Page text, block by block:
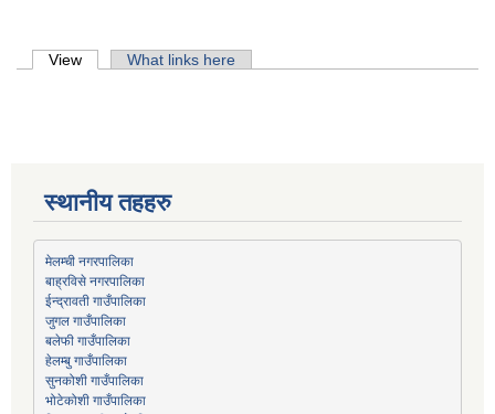
Primary tabs
View (active tab)What links here
स्थानीय तहहरु
मेलम्ची नगरपालिका
बाह्रविसे नगरपालिका
ईन्द्रावती गाउँपालिका
जुगल गाउँपालिका
बलेफी गाउँपालिका
हेलम्बु गाउँपालिका
सुनकोशी गाउँपालिका
भोटेकोशी गाउँपालिका